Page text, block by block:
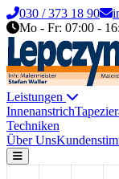
030 / 373 18 90
Mo - Fr: 07:00 -
Leistungen
Innenanstrich
Techniken
Über Uns